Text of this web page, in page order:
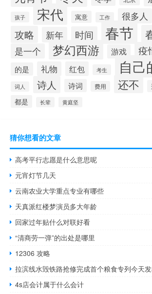
孩子 宋代 寓意 工作 很多人
攻略 新年 时间 春节
是一个 梦幻西游 游戏 疫
的是 礼物 红包 考生 自己
词人 诗人 诗词 费用 还不
都是 长辈 黄庭坚
猜你想看的文章
高考平行志愿是什么意思呢
元宵灯节几天
云南农业大学重点专业有哪些
天真派红楼梦演员多大年龄
回家过年贴什么对联好看
“清商劳一弹”的出处是哪里
12306 攻略
拉滨线水毁铁路抢修完成首个粮食专列今天
4s店会计属于什么会计